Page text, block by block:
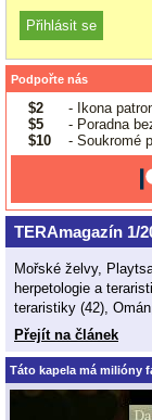
Podpořte nás
$2
- Ikona
$5
- Poradna
$10
- Soukromé
TERAmagazín 1/
Mořské želvy,
herpetologie a
teraristiky (42),
Přejít na článek
Táto kapela má milióny